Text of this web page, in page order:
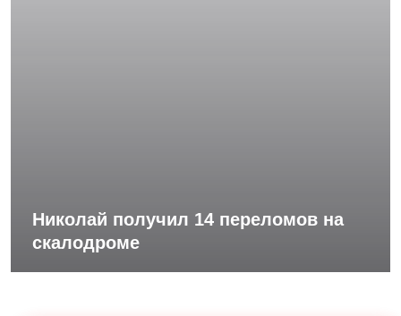
Николай получил 14 переломов на
скалодроме